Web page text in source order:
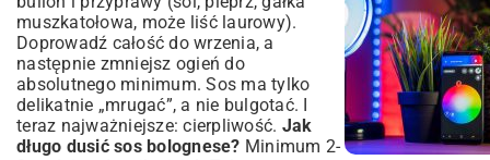
muszkatołowa, może liść laurowy).
Doprowadź całość do wrzenia, a
następnie zmniejsz ogień do
absolutnego minimum. Sos ma tylko
delikatnie „mrugać”, a nie bulgotać. I
teraz najważniejsze: cierpliwość. Jak
długo dusić sos bolognese? Minimum 2-